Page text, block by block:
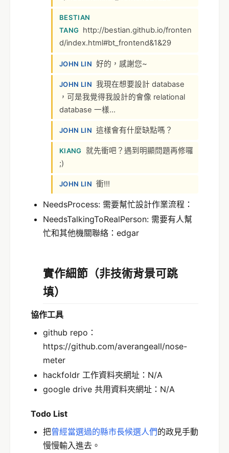
BESTIAN
TANG http://bestian.github.io/fronten
d/index.html#bt_frontend&1&29
JOHN LIN 好的，感謝您~
JOHN LIN 我現在想要設計 database
，可是我覺得我設計的會像 relational
database 一樣…
JOHN LIN 這樣會有什麼缺點嗎？
KIANG 就先衝吧？遇到明顯問題再修囉
;)
JOHN LIN 衝!!!
NeedsProcess: 需要幫忙設計作業流程：
NeedsTalkingToRealPerson: 需要有人幫
忙和其他機關聯絡：edgar
實作細節 （非技術背景可跳
填）
協作工具
github repo：
https://github.com/averangeall/nose-
meter
hackfoldr 工作資料夾網址：N/A
google drive 共用資料夾網址：N/A
Todo List
把曾經當選過的縣市長候選人們的政見手動
慢慢輸入進去。